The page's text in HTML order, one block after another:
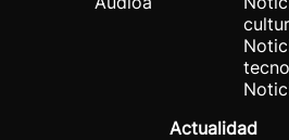
Actualidad